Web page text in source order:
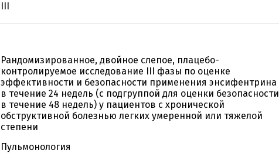
III
Рандомизированное, двойное слепое, плацебо-
контролируемое исследование III фазы по оценке
эффективности и безопасности применения энсифентрина
в течение 24 недель (с подгруппой для оценки безопасности
в течение 48 недель) у пациентов с хронической
обструктивной болезнью легких умеренной или тяжелой
степени
Пульмонология